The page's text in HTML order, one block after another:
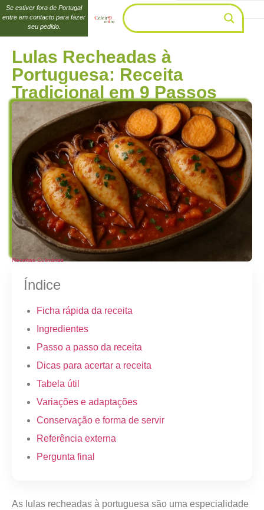
Se estiver fora de Portugal
entre em contacto para fazer
seu pedido.
Lulas Recheadas à
Portuguesa: Receita
Tradicional em 9 Passos
Receitas Culinárias
Índice
Ficha rápida da receita
Ingredientes
Passo a passo da receita
Dicas para acertar a receita
Tabela útil
Variações e adaptações
Conservação e forma de servir
Referência externa
Pergunta final
As lulas recheadas à portuguesa são uma especialidade